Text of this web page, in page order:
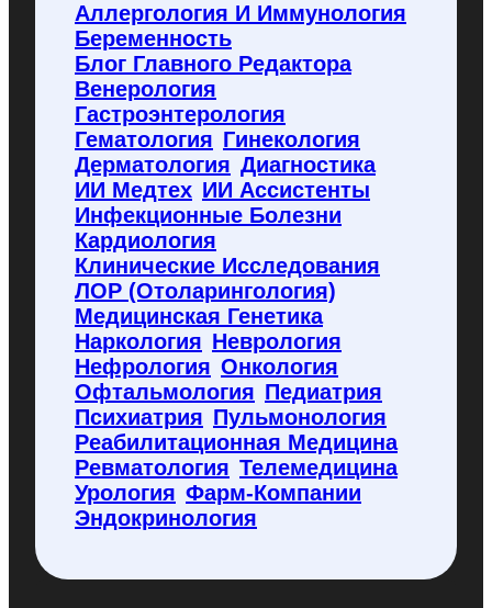
Аллергология И Иммунология
Беременность
Блог Главного Редактора
Венерология
Гастроэнтерология
Гематология Гинекология
Дерматология Диагностика
ИИ Медтех ИИ Ассистенты
Инфекционные Болезни
Кардиология
Клинические Исследования
ЛОР (отоларингология)
Медицинская Генетика
Наркология Неврология
Нефрология Онкология
Офтальмология Педиатрия
Психиатрия Пульмонология
Реабилитационная Медицина
Ревматология Телемедицина
Урология Фарм-Компании
Эндокринология